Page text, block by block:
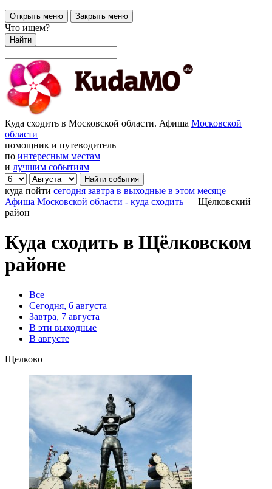
Открыть меню Закрыть меню
Что ищем?
Найти
Куда сходить в Московской области. Афиша Московской
области
помощник и путеводитель
по интересным местам
и лучшим событиям
куда пойти сегодня завтра в выходные в этом месяце
Афиша Московской области - куда сходить — Щёлковский
район
Куда сходить в Щёлковском
районе
Все
Сегодня, 6 августа
Завтра, 7 августа
В эти выходные
В августе
Щелково